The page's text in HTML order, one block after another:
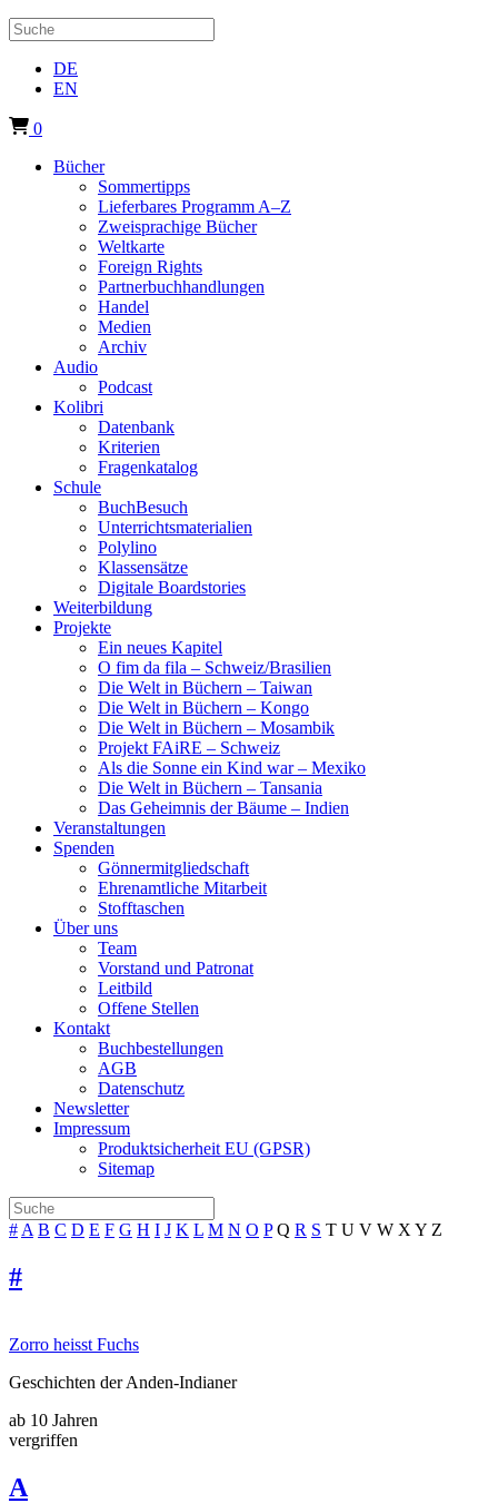
DE
EN
0
Bücher
Sommertipps
Lieferbares Programm A–Z
Zweisprachige Bücher
Weltkarte
Foreign Rights
Partnerbuchhandlungen
Handel
Medien
Archiv
Audio
Podcast
Kolibri
Datenbank
Kriterien
Fragenkatalog
Schule
BuchBesuch
Unterrichtsmaterialien
Polylino
Klassensätze
Digitale Boardstories
Weiterbildung
Projekte
Ein neues Kapitel
O fim da fila – Schweiz/Brasilien
Die Welt in Büchern – Taiwan
Die Welt in Büchern – Kongo
Die Welt in Büchern – Mosambik
Projekt FAiRE – Schweiz
Als die Sonne ein Kind war – Mexiko
Die Welt in Büchern – Tansania
Das Geheimnis der Bäume – Indien
Veranstaltungen
Spenden
Gönnermitgliedschaft
Ehrenamtliche Mitarbeit
Stofftaschen
Über uns
Team
Vorstand und Patronat
Leitbild
Offene Stellen
Kontakt
Buchbestellungen
AGB
Datenschutz
Newsletter
Impressum
Produktsicherheit EU (GPSR)
Sitemap
# A B C D E F G H I J K L M N O P Q R S T U V W X Y Z
#
Zorro heisst Fuchs
Geschichten der Anden-Indianer
ab 10 Jahren
vergriffen
A